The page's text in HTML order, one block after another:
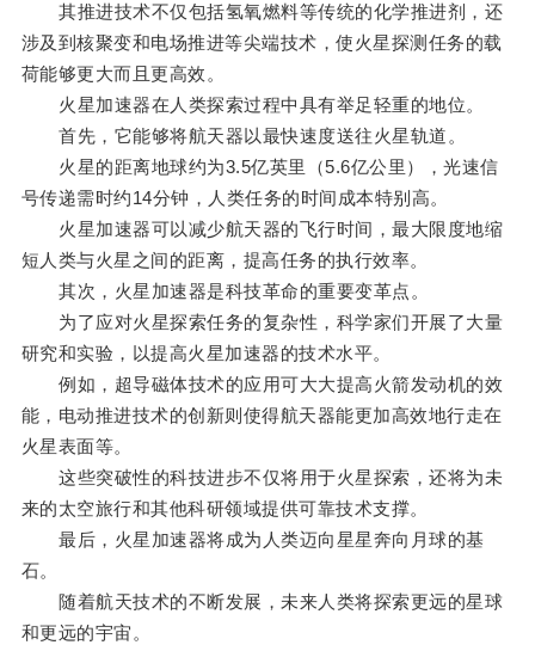
其推进技术不仅包括氢氧燃料等传统的化学推进剂，还
涉及到核聚变和电场推进等尖端技术，使火星探测任务的载
荷能够更大而且更高效。
火星加速器在人类探索过程中具有举足轻重的地位。
首先，它能够将航天器以最快速度送往火星轨道。
火星的距离地球约为3.5亿英里（5.6亿公里），光速信
号传递需时约14分钟，人类任务的时间成本特别高。
火星加速器可以减少航天器的飞行时间，最大限度地缩
短人类与火星之间的距离，提高任务的执行效率。
其次，火星加速器是科技革命的重要变革点。
为了应对火星探索任务的复杂性，科学家们开展了大量
研究和实验，以提高火星加速器的技术水平。
例如，超导磁体技术的应用可大大提高火箭发动机的效
能，电动推进技术的创新则使得航天器能更加高效地行走在
火星表面等。
这些突破性的科技进步不仅将用于火星探索，还将为未
来的太空旅行和其他科研领域提供可靠技术支撑。
最后，火星加速器将成为人类迈向星星奔向月球的基
石。
随着航天技术的不断发展，未来人类将探索更远的星球
和更远的宇宙。